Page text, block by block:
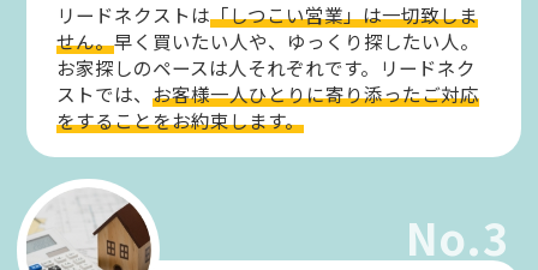
リードネクストは「しつこい営業」は一切致しま
せん。早く買いたい人や、ゆっくり探したい人。
お家探しのペースは人それぞれです。リードネク
ストでは、お客様一人ひとりに寄り添ったご対応
をすることをお約束します。
No.3